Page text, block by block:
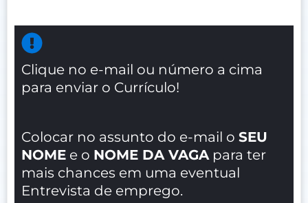
Clique no e-mail ou número a cima
para enviar o Currículo!
Colocar no assunto do e-mail o SEU
NOME e o NOME DA VAGA para ter
mais chances em uma eventual
Entrevista de emprego.